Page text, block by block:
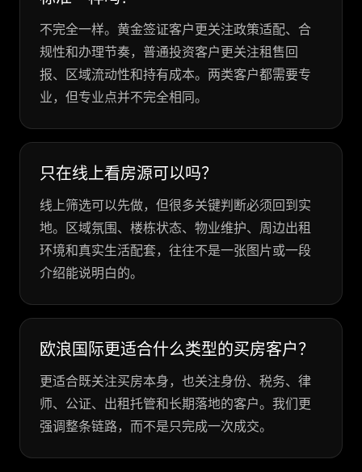
不完全一样。黄金签证客户更关注政策适配、合
规性和办理节奏，普通投资客户更关注租售回
报、区域流动性和持有成本。两类客户都需要专
业，但专业点并不完全相同。
只在线上看房源可以吗？
线上筛选可以先做，但很多关键判断必须回到实
地。区域氛围、楼栋状态、物业维护、周边出租
环境和真实生活配套，往往不是一张图片或一段
介绍能说明白的。
欧浪国际更适合什么类型的买房客户？
更适合既关注买房本身，也关注身份、税务、律
师、公证、出租托管和长期落地的客户。我们更
强调整条链路，而不是只完成一次成交。